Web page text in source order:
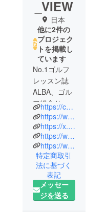
_VIEW
日本
他に2件の
プロジェク
トを掲載し
ています
No.1ゴルフ
レッスン誌
ALBA、ゴル
フ総合サイ
トALBA
Net、登録者
数30万人を
超える
YouTube
チャンネル
ALBA TVを
展開する株
式会社ALBA
https://camp-fire.jp/highlights/alba
https://www.alba.co.jp/
https://x.com/alba_golfnews
https://www.instagram.com/alba_golfnews/
https://www.youtube.com/@ALBA_TV
特定商取引
法に基づく
表記
メッセー
ジを送る